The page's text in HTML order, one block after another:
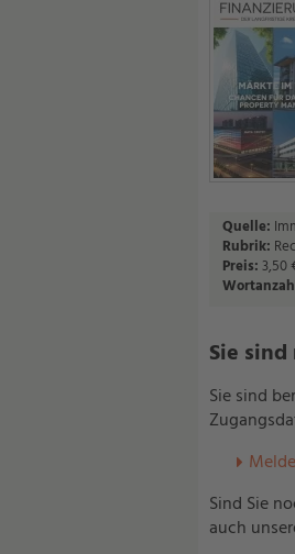
Quelle:
Rubrik:
Preis:3,50
Sie
Sie sind
Sind Sie
auch